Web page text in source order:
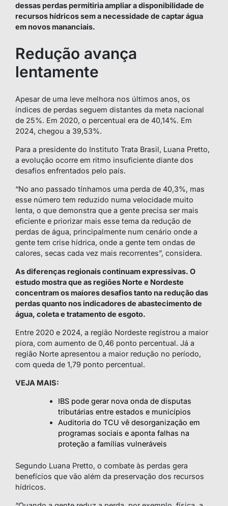
dessas perdas permitiria ampliar a disponibilidade de
recursos hídricos sem a necessidade de captar água
em novos mananciais.
Redução avança
lentamente
Apesar de uma leve melhora nos últimos anos, os
índices de perdas seguem distantes da meta nacional
de 25%. Em 2020, o percentual era de 40,14%. Em
2024, chegou a 39,53%.
Para a presidente do Instituto Trata Brasil, Luana Pretto,
a evolução ocorre em ritmo insuficiente diante dos
desafios enfrentados pelo país.
“No ano passado tínhamos uma perda de 40,3%, mas
esse número tem reduzido numa velocidade muito
lenta, o que demonstra que a gente precisa ser mais
eficiente e priorizar mais esse tema da redução de
perdas de água, principalmente num cenário onde a
gente tem crise hídrica, onde a gente tem ondas de
calores, secas cada vez mais recorrentes”, considera.
As diferenças regionais continuam expressivas. O
estudo mostra que as regiões Norte e Nordeste
concentram os maiores desafios tanto na redução das
perdas quanto nos indicadores de abastecimento de
água, coleta e tratamento de esgoto.
Entre 2020 e 2024, a região Nordeste registrou a maior
piora, com aumento de 0,46 ponto percentual. Já a
região Norte apresentou a maior redução no período,
com queda de 1,79 ponto percentual.
VEJA MAIS:
IBS pode gerar nova onda de disputas
tributárias entre estados e municípios
Auditoria do TCU vê desorganização em
programas sociais e aponta falhas na
proteção a famílias vulneráveis
Segundo Luana Pretto, o combate às perdas gera
benefícios que vão além da preservação dos recursos
hídricos.